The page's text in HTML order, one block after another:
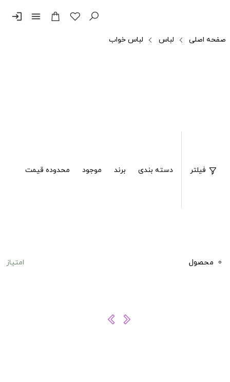
menu
login
صفحه اصلی لباس لباس خواب
فیلتر دسته بندی برند موجود محدوده قیمت
0 محصول امتیاز